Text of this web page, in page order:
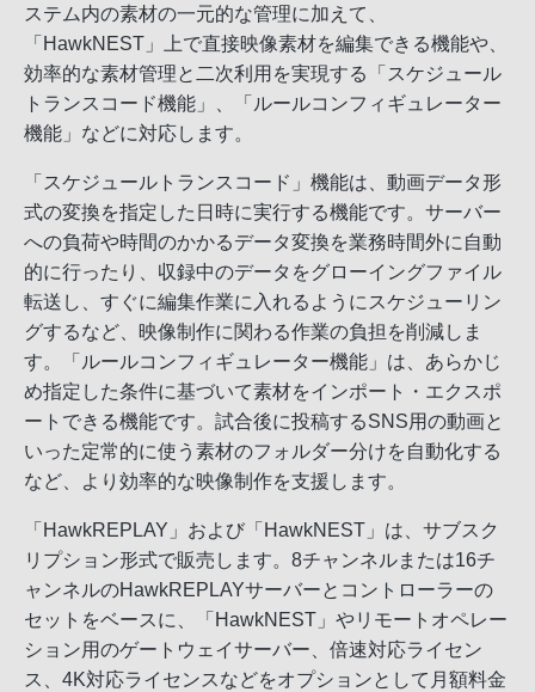
ステム内の素材の一元的な管理に加えて、
「HawkNEST」上で直接映像素材を編集できる機能や、
効率的な素材管理と二次利用を実現する「スケジュール
トランスコード機能」、「ルールコンフィギュレーター
機能」などに対応します。
「スケジュールトランスコード」機能は、動画データ形
式の変換を指定した日時に実行する機能です。サーバー
への負荷や時間のかかるデータ変換を業務時間外に自動
的に行ったり、収録中のデータをグローイングファイル
転送し、すぐに編集作業に入れるようにスケジューリン
グするなど、映像制作に関わる作業の負担を削減しま
す。「ルールコンフィギュレーター機能」は、あらかじ
め指定した条件に基づいて素材をインポート・エクスポ
ートできる機能です。試合後に投稿するSNS用の動画と
いった定常的に使う素材のフォルダー分けを自動化する
など、より効率的な映像制作を支援します。
「HawkREPLAY」および「HawkNEST」は、サブスク
リプション形式で販売します。8チャンネルまたは16チ
ャンネルのHawkREPLAYサーバーとコントローラーの
セットをベースに、「HawkNEST」やリモートオペレー
ション用のゲートウェイサーバー、倍速対応ライセン
ス、4K対応ライセンスなどをオプションとして月額料金